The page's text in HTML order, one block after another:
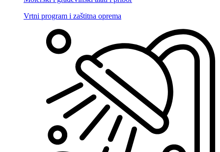
Vrtni program i zaštitna oprema